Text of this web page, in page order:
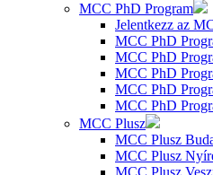
MCC PhD Program
Jelentkezz az
MCC PhD
MCC PhD
MCC PhD
MCC PhD
MCC PhD
MCC Plusz
MCC Plusz
MCC Plusz
MCC Plusz